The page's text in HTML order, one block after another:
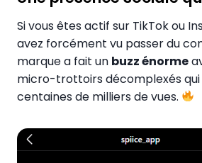
Si vous êtes actif sur TikTok ou
avez forcément vu passer du
marque a fait un buzz énorme
micro-trottoirs décomplexés
centaines de milliers de vues.